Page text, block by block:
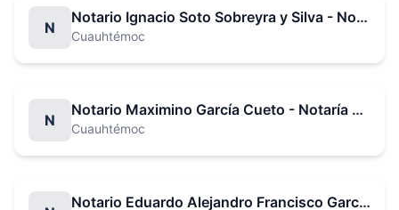
N
Notario Ignacio Soto Sobreyra y Silva - Notaría No. 13
Cuauhtémoc
N
Notario Maximino García Cueto - Notaría No. 14
Cuauhtémoc
Notario Eduardo Alejandro Francisco García Villegas - Notaría No. 15